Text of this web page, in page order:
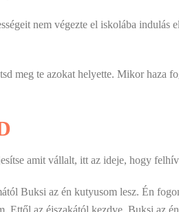
nem végezte el iskolába indulás
meg te azokat helyette. Mikor haza
amit vállalt, itt az ideje, hogy
Buksi az én kutyusom lesz. Én